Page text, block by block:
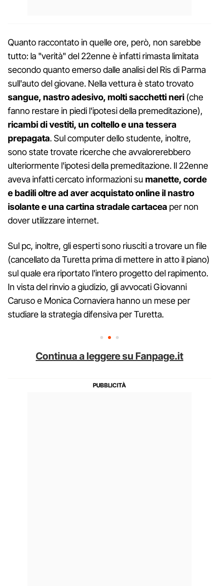
Quanto raccontato in quelle ore, però, non sarebbe
tutto: la "verità" del 22enne è infatti rimasta limitata
secondo quanto emerso dalle analisi del Ris di Parma
sull'auto del giovane. Nella vettura è stato trovato
sangue, nastro adesivo, molti sacchetti neri (che
fanno restare in piedi l'ipotesi della premeditazione),
ricambi di vestiti, un coltello e una tessera
prepagata. Sul computer dello studente, inoltre,
sono state trovate ricerche che avvalorerebbero
ulteriormente l'ipotesi della premeditazione. Il 22enne
aveva infatti cercato informazioni su manette, corde
e badili oltre ad aver acquistato online il nastro
isolante e una cartina stradalecartacea per non
dover utilizzare internet.
Sul pc, inoltre, gli esperti sono riusciti a trovare un file
(cancellato da Turetta prima di mettere in atto il piano)
sul quale era riportato l'intero progetto del rapimento.
In vista del rinvio a giudizio, gli avvocati Giovanni
Caruso e Monica Cornaviera hanno un mese per
studiare la strategia difensiva per Turetta.
Continua a leggere su Fanpage.it